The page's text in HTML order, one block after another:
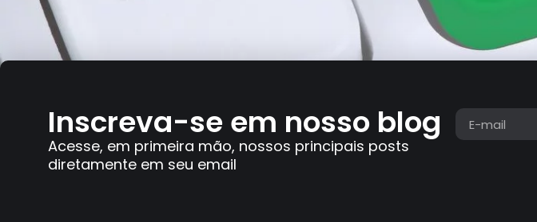
Inscreva-se em nosso blog
Acesse, em primeira mão, nossos principais posts
diretamente em seu email